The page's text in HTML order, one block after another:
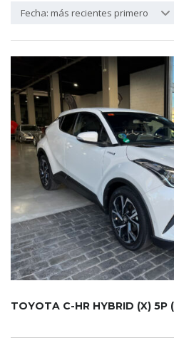
Fecha: más recientes primero